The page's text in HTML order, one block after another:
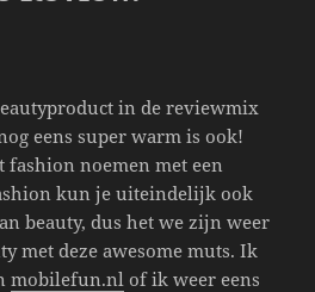
in de reviewmix
eens super warm is ook!
fashion noemen met een
kun je uiteindelijk ook
beauty, dus het we zijn weer
met deze awesome muts. Ik
mobilefun.nl of ik weer eens